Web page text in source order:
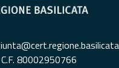
C.F. 80002950766